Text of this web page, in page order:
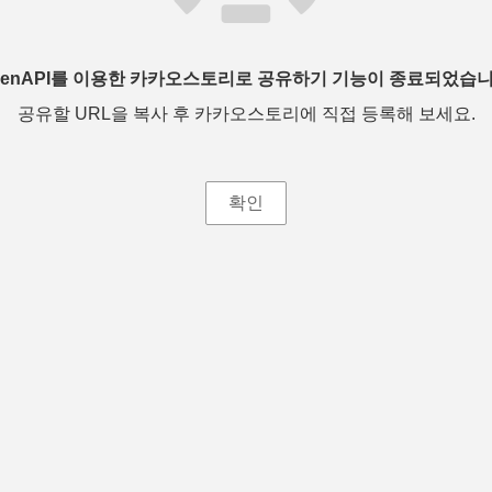
를 이용한 카카오스토리로 공유하기 기능이 종료되었습
공유할 URL을 복사 후 카카오스토리에 직접 등록해 보세요.
확인